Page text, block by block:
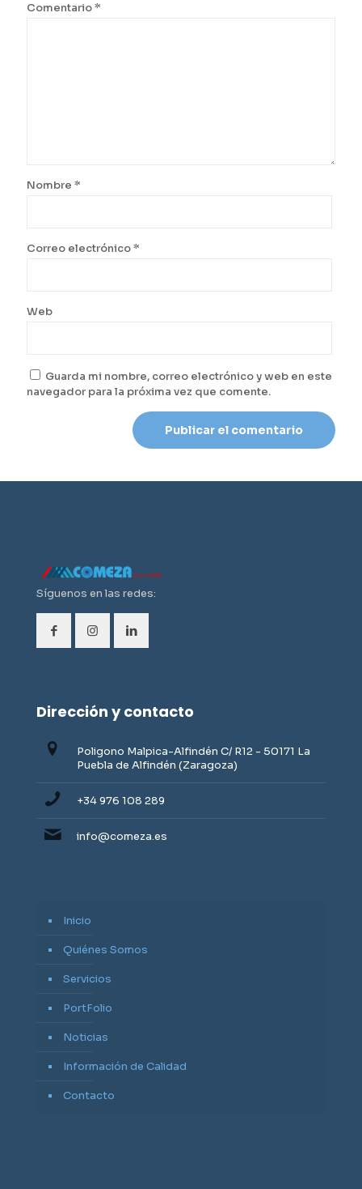
Comentario*
Nombre *
Correo electrónico*
Web
Guarda mi nombre, correo electrónico y web en este
navegador para la próxima vez que comente.
Síguenos en las redes:
Dirección y contacto
Poligono Malpica-Alfindén C/ R12 - 50171 La
Puebla de Alfindén (Zaragoza)
+34 976 108 289
info@comeza.es
Inicio
Quiénes Somos
Servicios
PortFolio
Noticias
Información de Calidad
Contacto